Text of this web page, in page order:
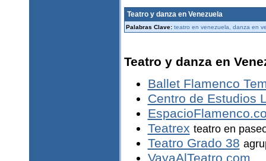
Teatro y danza en Venezuela
Palabras Clave: teatro en venezuela, danza en
Teatro y danza en
Ballet Flamenco
Centro de Estudios
Teatrex teatro en
Teatro Grado 38
VayaAlTeatro.com